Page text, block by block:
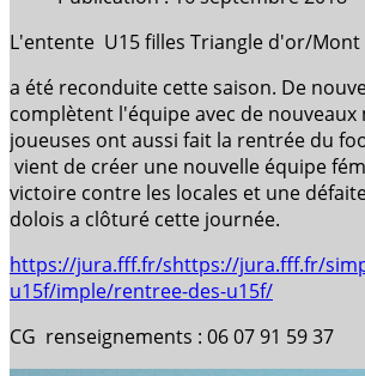
L'entente U15 filles Triangle d'or/Mont
a été reconduite cette saison. De
complètent l'équipe avec de nouveaux
joueuses ont aussi fait la rentrée du
vient de créer une nouvelle équipe
victoire contre les locales et une
dolois a clôturé cette journée.
https://jura.fff.fr/shttps://jura.fff.fr/
u15f/imple/rentree-des-u15f/
CG renseignements : 06 07 91 59 37